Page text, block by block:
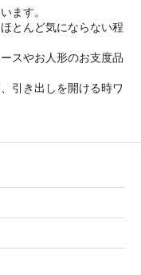
ます。
とんど気にならない程
スやお人形のお支度品
引き出しを開ける時ワ